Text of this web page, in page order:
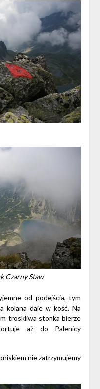
Czarny Staw
od podejścia, tym
kolana daje w kość. Na
troskliwa stonka bierze
aż do Palenicy
nie zatrzymujemy